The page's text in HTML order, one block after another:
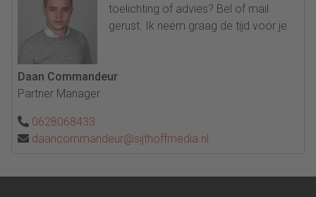
toelichting of advies? Bel of mail
gerust. Ik neem graag de tijd voor je.
Daan Commandeur
Partner Manager
0628068433
daancommandeur@sijthoffmedia.nl